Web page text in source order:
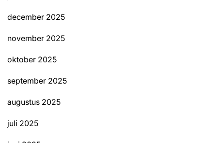
december 2025
november 2025
oktober 2025
september 2025
augustus 2025
juli 2025